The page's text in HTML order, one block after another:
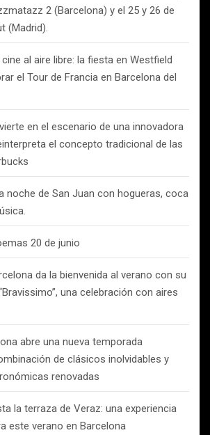
2 (Barcelona) y el 25 y 26 de
(Madrid).
al aire libre: la fiesta en Westfield
el Tour de Francia en Barcelona del
en el escenario de una innovadora
el concepto tradicional de las
noche de San Juan con hogueras, coca
20 de junio
da la bienvenida al verano con su
una celebración con aires
abre una nueva temporada
de clásicos inolvidables y
renovadas
la terraza de Veraz: una experiencia
este verano en Barcelona